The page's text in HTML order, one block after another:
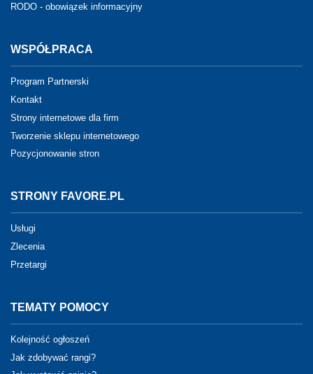
RODO - obowiązek informacyjny
WSPÓŁPRACA
Program Partnerski
Kontakt
Strony internetowe dla firm
Tworzenie sklepu internetowego
Pozycjonowanie stron
STRONY FAVORE.PL
Usługi
Zlecenia
Przetargi
TEMATY POMOCY
Kolejność ogłoszeń
Jak zdobywać rangi?